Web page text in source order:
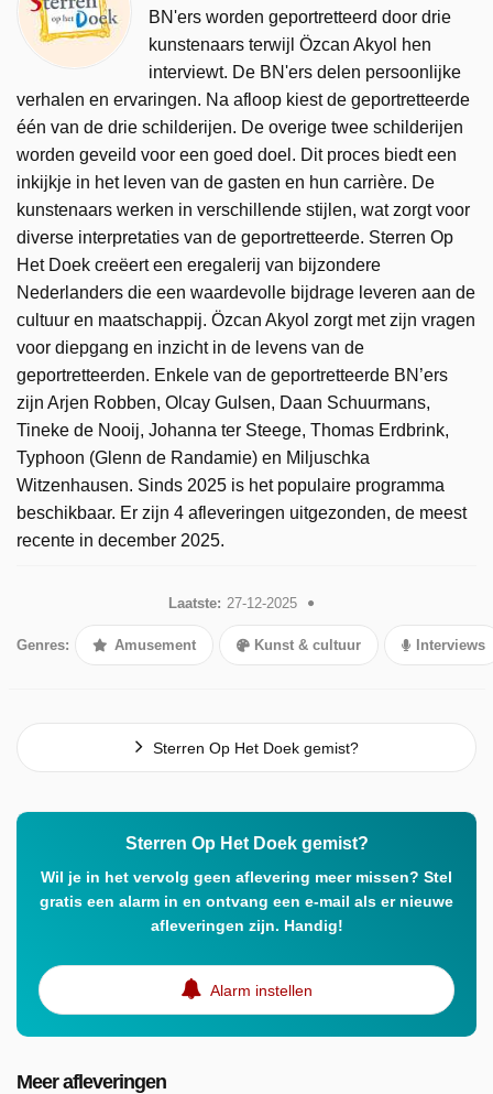
BN'ers worden geportretteerd door drie
kunstenaars terwijl Özcan Akyol hen
interviewt. De BN'ers delen persoonlijke
verhalen en ervaringen. Na afloop kiest de geportretteerde
één van de drie schilderijen. De overige twee schilderijen
worden geveild voor een goed doel. Dit proces biedt een
inkijkje in het leven van de gasten en hun carrière. De
kunstenaars werken in verschillende stijlen, wat zorgt voor
diverse interpretaties van de geportretteerde. Sterren Op
Het Doek creëert een eregalerij van bijzondere
Nederlanders die een waardevolle bijdrage leveren aan de
cultuur en maatschappij. Özcan Akyol zorgt met zijn vragen
voor diepgang en inzicht in de levens van de
geportretteerden. Enkele van de geportretteerde BN’ers
zijn Arjen Robben, Olcay Gulsen, Daan Schuurmans,
Tineke de Nooij, Johanna ter Steege, Thomas Erdbrink,
Typhoon (Glenn de Randamie) en Miljuschka
Witzenhausen. Sinds 2025 is het populaire programma
beschikbaar. Er zijn 4 afleveringen uitgezonden, de meest
recente in december 2025.
Laatste: 27-12-2025
Genres: Amusement Kunst & cultuur Interviews
Sterren Op Het Doek gemist?
Sterren Op Het Doek gemist?
Wil je in het vervolg geen aflevering meer missen? Stel
gratis een alarm in en ontvang een e-mail als er nieuwe
afleveringen zijn. Handig!
Alarm instellen
Meer afleveringen